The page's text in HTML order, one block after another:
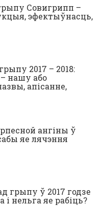
Совигрипп –
эфектыўнасць,
2017 – 2018:
нашу або
апісанне,
ангіны ў
яе лячэння
грыпу ў 2017 годзе
нельга яе рабіць?